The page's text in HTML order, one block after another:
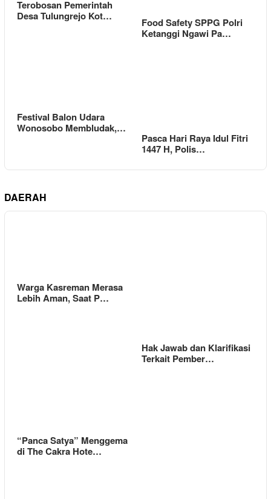
Terobosan Pemerintah
Desa Tulungrejo Kot…
Food Safety SPPG Polri
Ketanggi Ngawi Pa…
Festival Balon Udara
Wonosobo Membludak,…
Pasca Hari Raya Idul Fitri
1447 H, Polis…
DAERAH
Warga Kasreman Merasa
Lebih Aman, Saat P…
Hak Jawab dan Klarifikasi
Terkait Pember…
“Panca Satya” Menggema
di The Cakra Hote…